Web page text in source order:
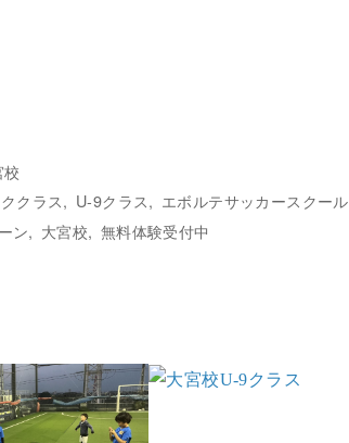
校
クラス U-9クラス
エボルテサッカースクール
ン 大宮校 無料体験受付中